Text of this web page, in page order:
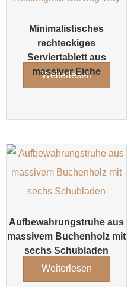
Minimalistisches
rechteckiges
Serviertablett aus
massiver Eiche
Weiterlesen
Aufbewahrungstruhe aus
massivem Buchenholz mit
sechs Schubladen
Weiterlesen